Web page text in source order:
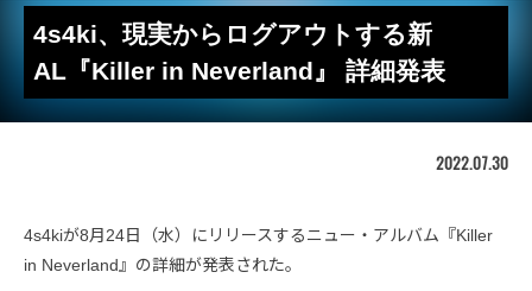
4s4ki、現実からログアウトする新
AL『Killer in Neverland』 詳細発表
2022.07.30
4s4kiが8月24日（水）にリリースするニュー・アルバム『Killer
in Neverland』の詳細が発表された。